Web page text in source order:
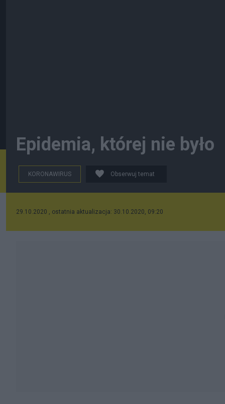
Epidemia, której nie było
KORONAWIRUS Obserwuj temat
29.10.2020 , ostatnia aktualizacja: 30.10.2020, 09:20